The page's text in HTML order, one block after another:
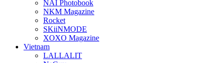
NAI Photobook
NKM Magazine
Rocket
SKiiNMODE
XOXO Magazine
Vietnam
LALLALIT